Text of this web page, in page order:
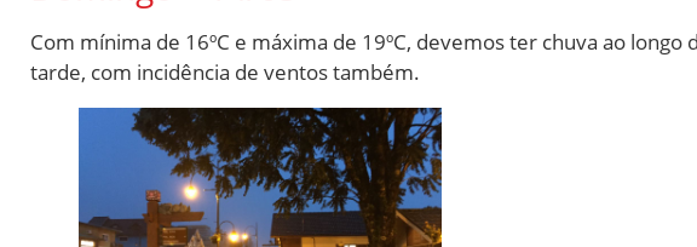
Com mínima de 16ºC e máxima de 19ºC, devemos ter chuva ao
tarde, com incidência de ventos também.